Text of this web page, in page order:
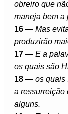
obreiro que
maneja bem a
16 — Mas
produzirão
17 — E a
os quais são
18 — os quais
a ressurreição
alguns.